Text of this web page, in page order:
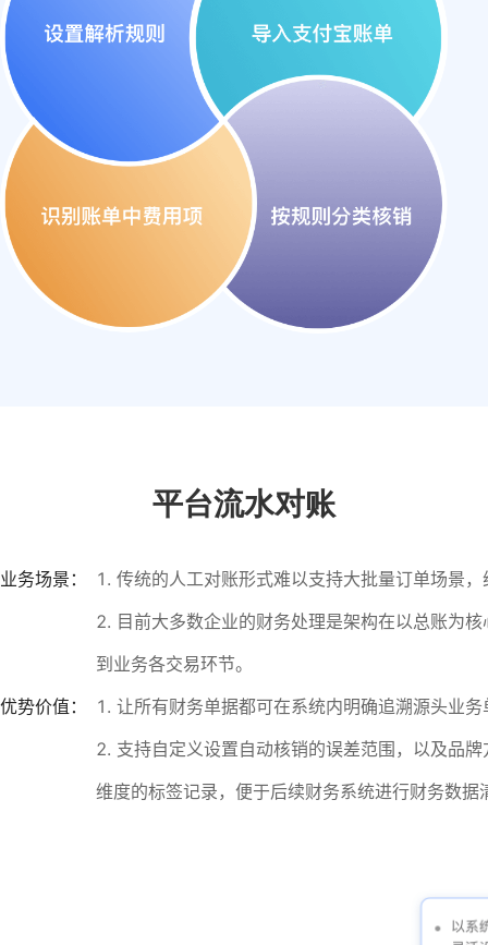
平台流水对账
业务场景： 1. 传统的人工对账形式难以支持大批量订单场景
2. 目前大多数企业的财务处理是架构在以总账为
到业务各交易环节。
优势价值： 1. 让所有财务单据都可在系统内明确追溯源头业
2. 支持自定义设置自动核销的误差范围，以及品
维度的标签记录，便于后续财务系统进行财务数据